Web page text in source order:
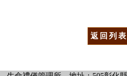
返回列表